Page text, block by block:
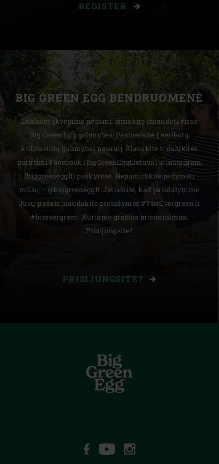
REGISTER
BIG GREEN EGG BENDRUOMENĖ
Leiskitės įkvėpimo nešami, išmokite išnaudoti visas
Big Green Egg galimybes! Pasinerkite į neribotų
kulinarinių galimybių pasaulį. Klauskite ir dalykitės
patirtimi Facebook (BigGreenEggLietuva) ir Instagram
(biggreenegglt) paskyrose. Nepamirškite pažymėti
mūsų – @biggreenegglt. Jei norite, kad pasidalytume
Jūsų įrašais, naudokite grotažymes #TheEvergreen ir
#forevergreen. Kuriame gražius prisiminimus.
Prisijungsite?
PRISIJUNGSITE?
FACEBOOKYOUTUBE